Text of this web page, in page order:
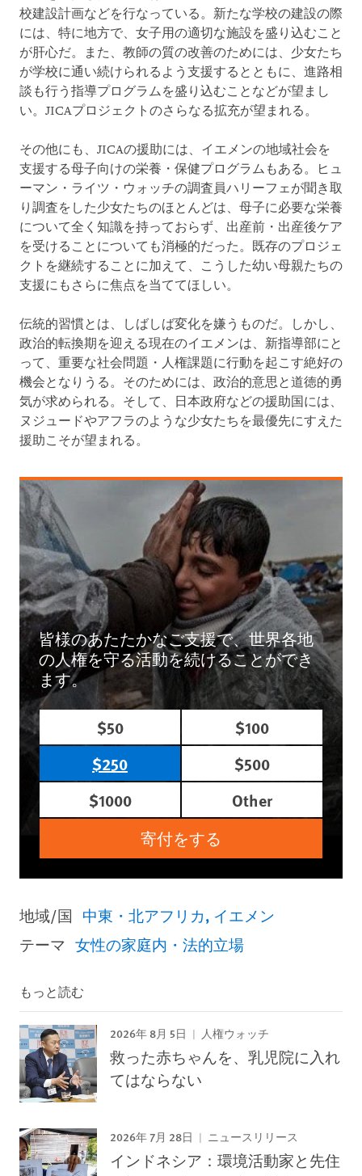
校建設計画などを行なっている。新たな学校の建設の際
には、特に地方で、女子用の適切な施設を盛り込むこと
が肝心だ。また、教師の質の改善のためには、少女たち
が学校に通い続けられるよう支援するとともに、進路相
談も行う指導プログラムを盛り込むことなどが望まし
い。JICAプロジェクトのさらなる拡充が望まれる。
その他にも、JICAの援助には、イエメンの地域社会を
支援する母子向けの栄養・保健プログラムもある。ヒュ
ーマン・ライツ・ウォッチの調査員ハリーフェが聞き取
り調査をした少女たちのほとんどは、母子に必要な栄養
について全く知識を持っておらず、出産前・出産後ケア
を受けることについても消極的だった。既存のプロジェ
クトを継続することに加えて、こうした幼い母親たちの
支援にもさらに焦点を当ててほしい。
伝統的習慣とは、しばしば変化を嫌うものだ。しかし、
政治的転換期を迎える現在のイエメンは、新指導部にと
って、重要な社会問題・人権課題に行動を起こす絶好の
機会となりうる。そのためには、政治的意思と道徳的勇
気が求められる。そして、日本政府などの援助国には、
ヌジュードやアフラのような少女たちを最優先にすえた
援助こそが望まれる。
皆様のあたたかなご支援で、世界各地
の人権を守る活動を続けることができ
ます。
$50
$100
$250
$500
$1000
Other
寄付をする
地域/国 中東・北アフリカ イエメン
テーマ 女性の家庭内・法的立場
もっと読む
2026年 8月 5日 人権ウォッチ
救った赤ちゃんを、乳児院に入れ
てはならない
2026年 7月 28日 ニュースリリース
インドネシア：環境活動家と先住